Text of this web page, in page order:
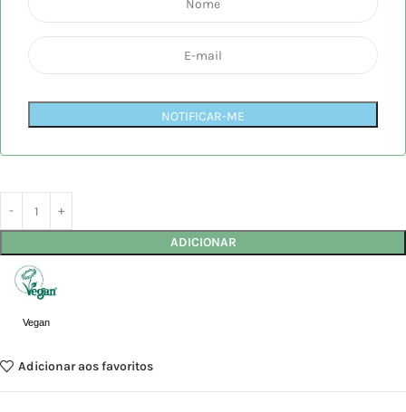
NOTIFICAR-ME
ADICIONAR
Vegan
Adicionar aos favoritos